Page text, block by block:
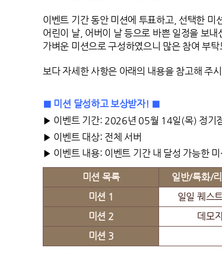
이벤트 기간 동안 미션에 투표하고, 선택한
어린이 날, 어버이 날 등으로 바쁜 일정을 보
가벼운 미션으로 구성하였으니 많은 참여 부
보다 자세한 사항은 아래의 내용을 참고해 주
■ 미션 달성하고 보상받자! ■
▶ 이벤트 기간: 2026년 05월 14일(목) 정기
▶ 이벤트 대상: 전체 서버
▶ 이벤트 내용: 이벤트 기간 내 달성 가능한
미션 목록 일반/특화/
미션 1
일일 퀘스
미션 2
데모
미션 3